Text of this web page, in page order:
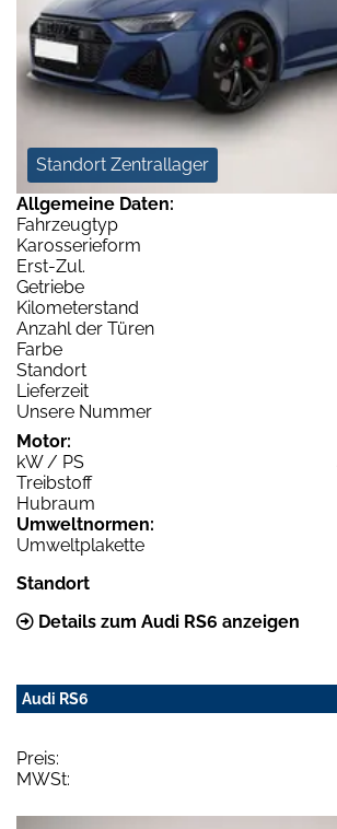
Standort Zentrallager
Allgemeine Daten:
Fahrzeugtyp
Karosserieform
Erst-Zul.
Getriebe
Kilometerstand
Anzahl der Türen
Farbe
Standort
Lieferzeit
Unsere Nummer
Motor:
kW / PS
Treibstoff
Hubraum
Umweltnormen:
Umweltplakette
Standort
Details zum Audi RS6 anzeigen
Audi RS6
Preis:
MWSt: